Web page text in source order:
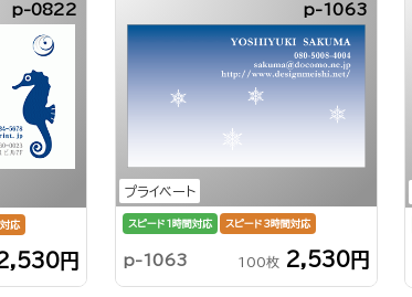
p-0822
応
円
プライベート
p-1063
スピード1時間対応 スピード3時間対応
p-1063 100枚 2,530円